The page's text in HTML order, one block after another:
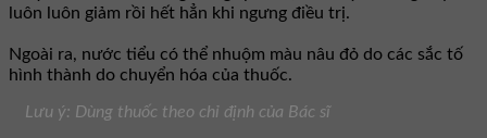
luôn luôn giảm rồi hết hẳn khi ngưng điều trị.
Ngoài ra, nước tiểu có thể nhuộm màu nâu đỏ do các sắc tố
hình thành do chuyển hóa của thuốc.
Lưu ý: Dùng thuốc theo chỉ định của Bác sĩ